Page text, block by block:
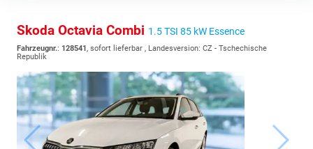
Skoda Octavia Combi 1.5 TSI 85 kW Essence
Fahrzeugnr.: 128541, sofort lieferbar , Landesversion: CZ - Tschechische
Republik